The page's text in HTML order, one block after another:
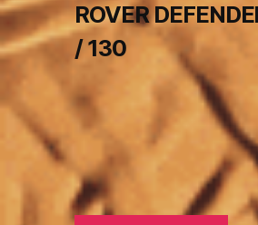
ROVER
/ 130